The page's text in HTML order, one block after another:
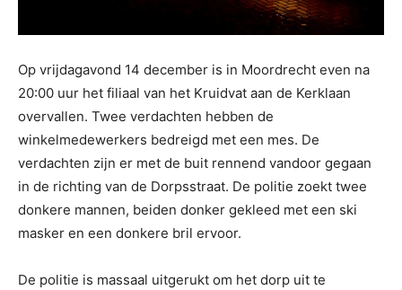
Op vrijdagavond 14 december is in Moordrecht even na
20:00 uur het filiaal van het Kruidvat aan de Kerklaan
overvallen. Twee verdachten hebben de
winkelmedewerkers bedreigd met een mes. De
verdachten zijn er met de buit rennend vandoor gegaan
in de richting van de Dorpsstraat. De politie zoekt twee
donkere mannen, beiden donker gekleed met een ski
masker en een donkere bril ervoor.
De politie is massaal uitgerukt om het dorp uit te